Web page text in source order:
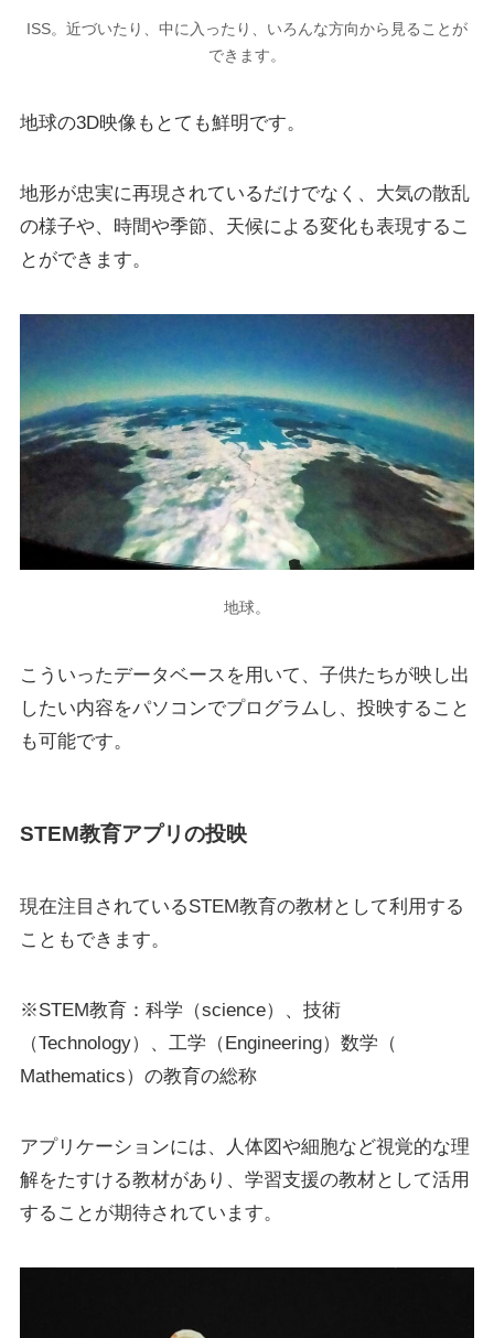
ISS。近づいたり、中に入ったり、いろんな方向から見ることが
できます。
地球の3D映像もとても鮮明です。
地形が忠実に再現されているだけでなく、大気の散乱
の様子や、時間や季節、天候による変化も表現するこ
とができます。
地球。
こういったデータベースを用いて、子供たちが映し出
したい内容をパソコンでプログラム し、投映すること
も可能です。
STEM教育アプリの投映
現在注目されているSTEM教育の教材として利用する
こともできます。
※STEM教育：科学（science）、技術
（Technology）、工学（Engineering）数学（
Mathematics）の教育の総称
アプリケーションには、人体図や細胞など視覚的な理
解をたすける教材があり、学習支援の教材として活用
することが期待されています。